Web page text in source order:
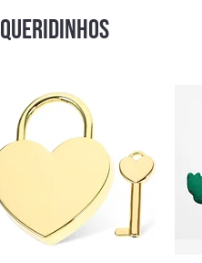
QUERIDINHOS